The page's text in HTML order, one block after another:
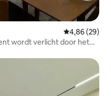
Gemiddelde
4,86 (29)
wordt verlicht door het